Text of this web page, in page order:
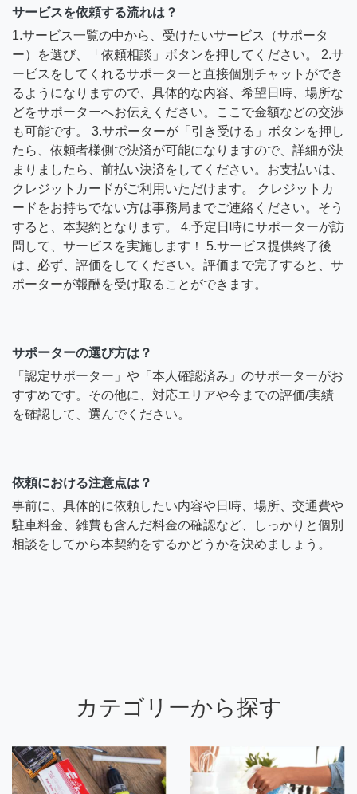
サービスを依頼する流れは？
1.サービス一覧の中から、受けたいサービス（サポータ
ー）を選び、「依頼相談」ボタンを押してください。 2.サ
ービスをしてくれるサポーターと直接個別チャットができ
るようになりますので、具体的な内容、希望日時、場所な
どをサポーターへお伝えください。ここで金額などの交渉
も可能です。 3.サポーターが「引き受ける」ボタンを押し
たら、依頼者様側で決済が可能になりますので、詳細が決
まりましたら、前払い決済をしてください。お支払いは、
クレジットカードがご利用いただけます。 クレジットカ
ードをお持ちでない方は事務局までご連絡ください。そう
すると、本契約となります。 4.予定日時にサポーターが訪
問して、サービスを実施します！ 5.サービス提供終了後
は、必ず、評価をしてください。評価まで完了すると、サ
ポーターが報酬を受け取ることができます。
サポーターの選び方は？
「認定サポーター」や「本人確認済み」のサポーターがお
すすめです。その他に、対応エリアや今までの評価/実績
を確認して、選んでください。
依頼における注意点は？
事前に、具体的に依頼したい内容や日時、場所、交通費や
駐車料金、雑費も含んだ料金の確認など、しっかりと個別
相談をしてから本契約をするかどうかを決めましょう。
カテゴリーから探す